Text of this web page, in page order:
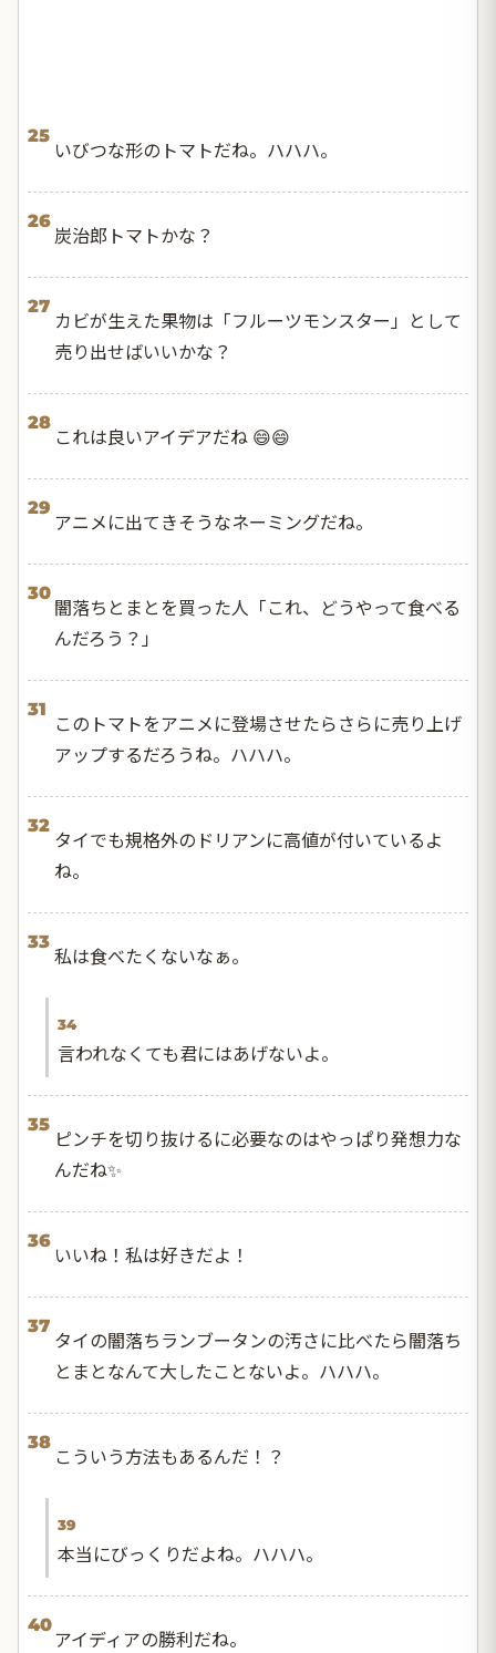
25
いびつな形のトマトだね。ハハハ。
26
炭治郎トマトかな？
27
カビが生えた果物は「フルーツモンスター」として
売り出せばいいかな？
28
これは良いアイデアだね 😄😄
29
アニメに出てきそうなネーミングだね。
30
闇落ちとまとを買った人「これ、どうやって食べる
んだろう？」
31
このトマトをアニメに登場させたらさらに売り上げ
アップするだろうね。ハハハ。
32
タイでも規格外のドリアンに高値が付いているよ
ね。
33
私は食べたくないなぁ。
34
言われなくても君にはあげないよ。
35
ピンチを切り抜けるに必要なのはやっぱり発想力な
んだね✨
36
いいね！私は好きだよ！
37
タイの闇落ちランブータンの汚さに比べたら闇落ち
とまとなんて大したことないよ。ハハハ。
38
こういう方法もあるんだ！？
39
本当にびっくりだよね。ハハハ。
40
アイディアの勝利だね。